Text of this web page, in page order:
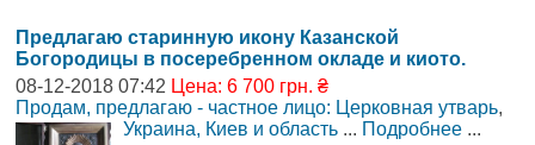
Предлагаю старинную икону Казанской
Богородицы в посеребренном окладе и киото.
08-12-2018 07:42 Цена: 6 700 грн. ₴
Продам, предлагаю - частное лицо: Церковная утварь,
Украина, Киев и область ... Подробнее ...